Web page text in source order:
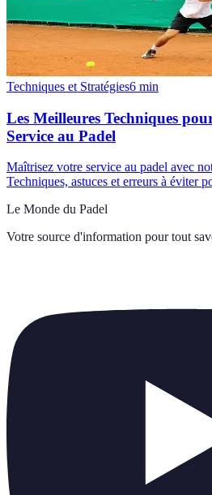
Techniques et Stratégies6 min
Les Meilleures Techniques
Service au Padel
Maîtrisez votre service au padel avec
Techniques, astuces et erreurs à éviter
Le Monde du Padel
Votre source d'information pour tout